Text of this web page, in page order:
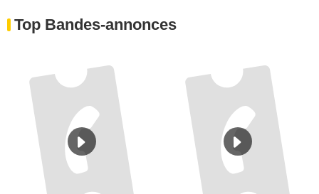
Top Bandes-annonces